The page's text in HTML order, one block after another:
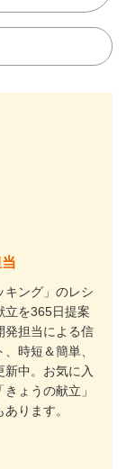
キング」のレシ
立を365日提案
発担当による信
時短＆簡単、
中。お気に入
ょうの献立」
ります。